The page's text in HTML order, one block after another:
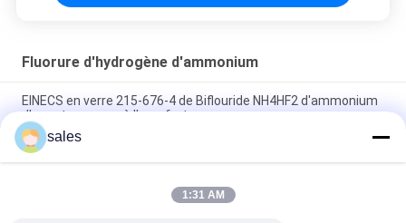
Fluorure d'hydrogène d'ammonium
EINECS en verre 215-676-4 de Biflouride NH4HF2 d'ammonium
d'agents gravure à l'eau-forte
Fluorure d'hydrogène minimum d'ammonium de pureté de 98%
NH4HF2 CAS 1341-49-7
Soluté acide de réactif d'ammonium gravure à l'eau forte
sales
1:31 AM